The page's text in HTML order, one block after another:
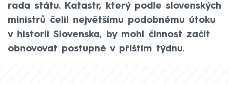
rada státu. Katastr, který podle slovenských
ministrů čelil největšímu podobnému útoku
v historii Slovenska, by mohl činnost začít
obnovovat postupně v příštím týdnu.